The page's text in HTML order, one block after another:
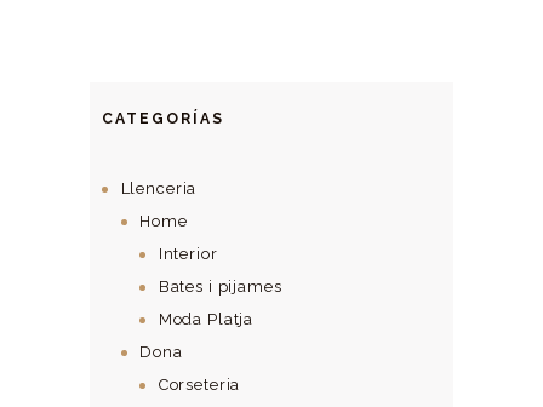
CATEGORÍAS
Llenceria
Home
Interior
Bates i pijames
Moda Platja
Dona
Corseteria